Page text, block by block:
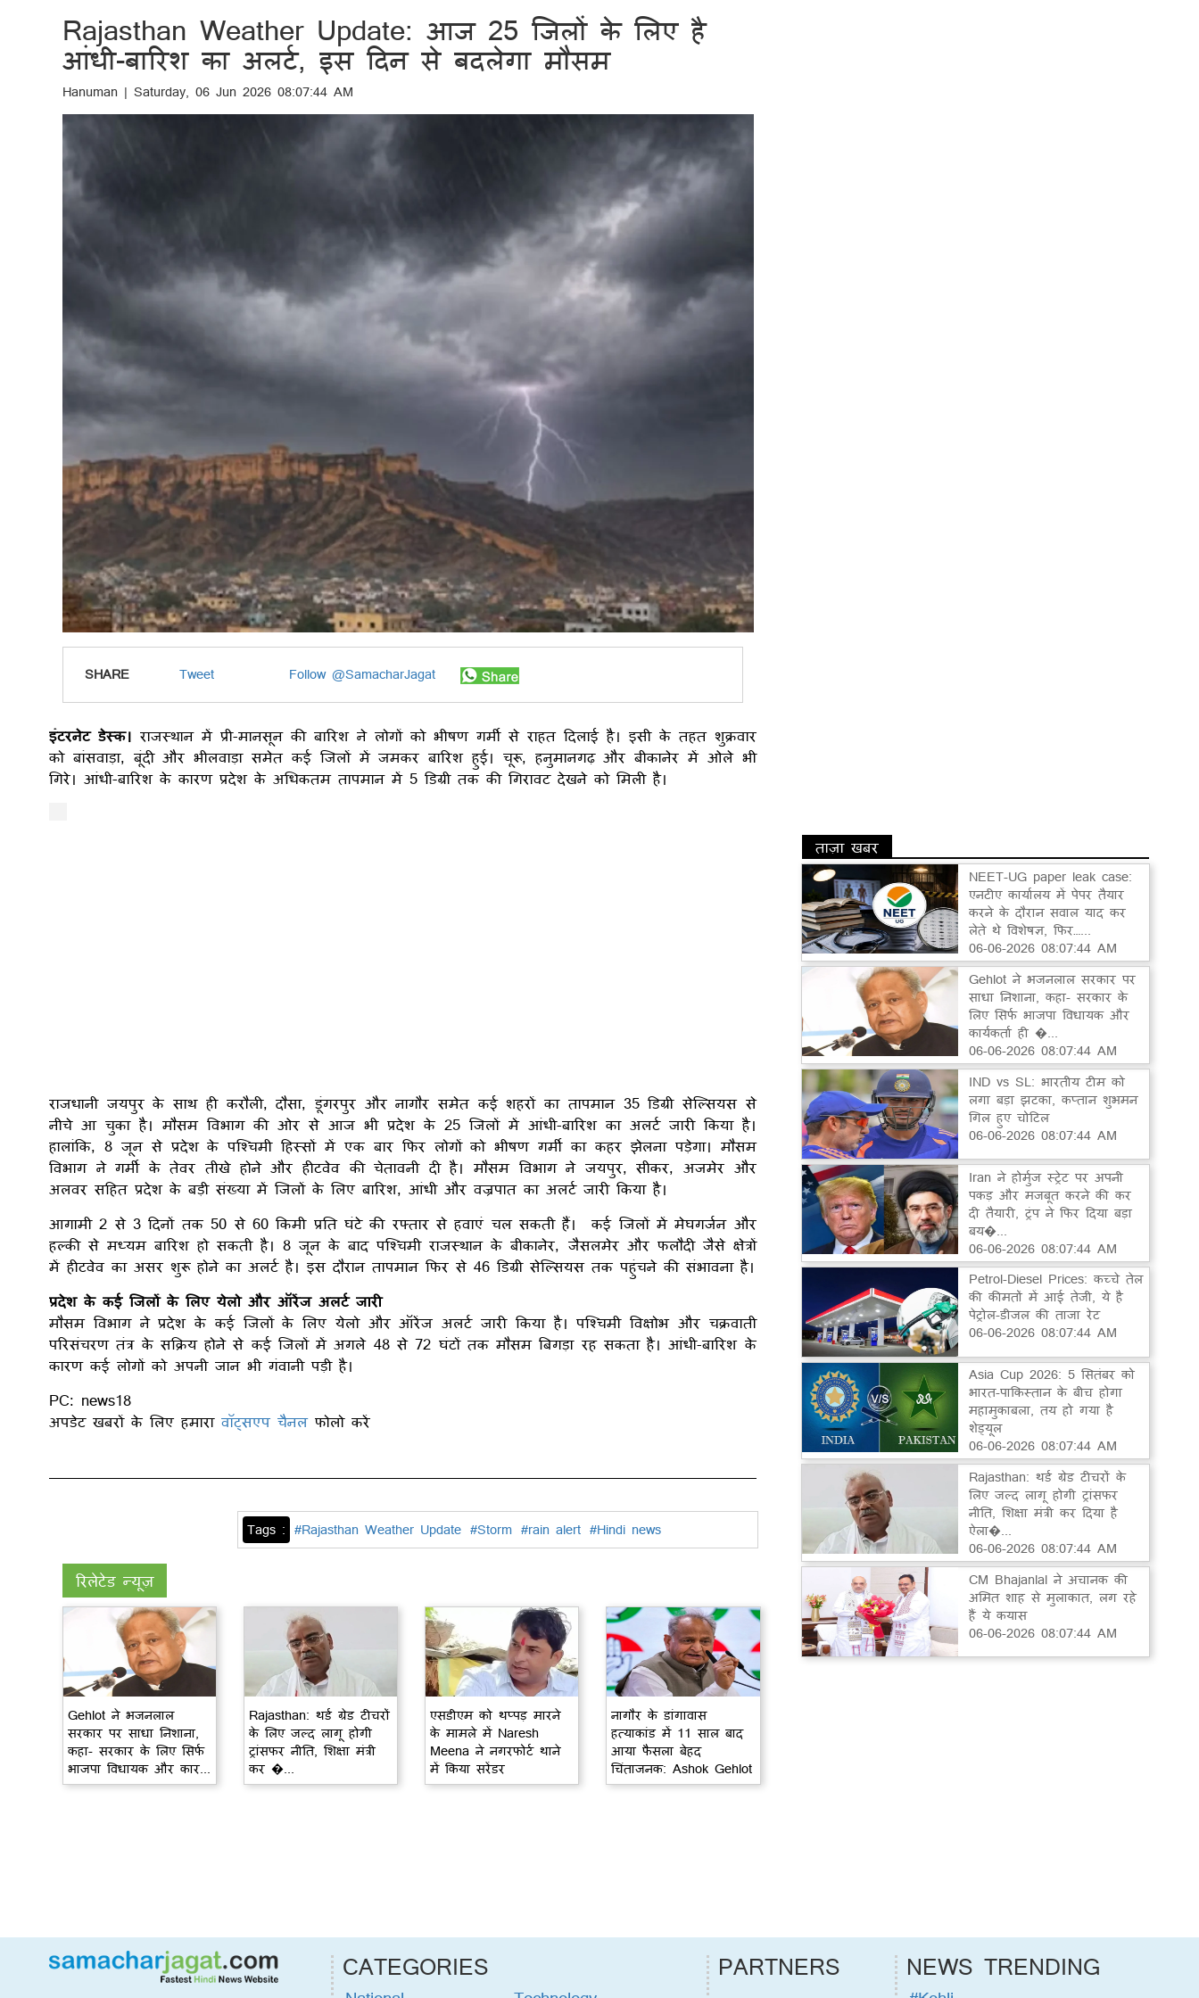
Rajasthan Weather Update: आज 25 जिलों के लिए है
आंधी-बारिश का अलर्ट, इस दिन से बदलेगा मौसम
Hanuman | Saturday, 06 Jun 2026 08:07:44 AM
SHARE Tweet Follow @SamacharJagat
इंटरनेट डेस्क। राजस्थान में प्री-मानसून की बारिश ने लोगों को भीषण गर्मी से राहत दिलाई है। इसी के तहत शुक्रवार
को बांसवाड़ा, बूंदी और भीलवाड़ा समेत कई जिलों में जमकर बारिश हुई। चूरू, हनुमानगढ़ और बीकानेर में ओले भी
गिरे। आंधी-बारिश के कारण प्रदेश के अधिकतम तापमान में 5 डिग्री तक की गिरावट देखने को मिली है।
राजधानी जयपुर के साथ ही करौली, दौसा, डूंगरपुर और नागौर समेत कई शहरों का तापमान 35 डिग्री सेल्सियस से
नीचे आ चुका है। मौसम विभाग की ओर से आज भी प्रदेश के 25 जिलों में आंधी-बारिश का अलर्ट जारी किया है।
हालांकि, 8 जून से प्रदेश के पश्चिमी हिस्सों में एक बार फिर लोगों को भीषण गर्मी का कहर झेलना पड़ेगा। मौसम
विभाग ने गर्मी के तेवर तीखे होने और हीटवेव की चेतावनी दी है। मौसम विभाग ने जयपुर, सीकर, अजमेर और
अलवर सहित प्रदेश के बड़ी संख्या में जिलों के लिए बारिश, आंधी और वज्रपात का अलर्ट जारी किया है।
आगामी 2 से 3 दिनों तक 50 से 60 किमी प्रति घंटे की रफ्तार से हवाएं चल सकती हैं। कई जिलों में मेघगर्जन और
हल्की से मध्यम बारिश हो सकती है। 8 जून के बाद पश्चिमी राजस्थान के बीकानेर, जैसलमेर और फलौदी जैसे क्षेत्रों
में हीटवेव का असर शुरू होने का अलर्ट है। इस दौरान तापमान फिर से 46 डिग्री सेल्सियस तक पहुंचने की संभावना है।
प्रदेश के कई जिलों के लिए येलो और ऑरेंज अलर्ट जारी
मौसम विभाग ने प्रदेश के कई जिलों के लिए येलो और ऑरेंज अलर्ट जारी किया है। पश्चिमी विक्षोभ और चक्रवाती
परिसंचरण तंत्र के सक्रिय होने से कई जिलों में अगले 48 से 72 घंटों तक मौसम बिगड़ा रह सकता है। आंधी-बारिश के
कारण कई लोगों को अपनी जान भी गंवानी पड़ी है।
PC: news18
अपडेट खबरों के लिए हमारा वॉट्सएप चैनल फोलो करें
Tags : #Rajasthan Weather Update #Storm #rain alert #Hindi news
रिलेटेड न्यूज़
Gehlot ने भजनलाल
सरकार पर साधा निशाना,
कहा- सरकार के लिए सिर्फ
भाजपा विधायक और कार...
Rajasthan: थर्ड ग्रेड टीचरों
के लिए जल्द लागू होगी
ट्रांसफर नीति, शिक्षा मंत्री
कर �...
एसडीएम को थप्पड़ मारने
के मामले में Naresh
Meena ने नगरफोर्ट थाने
में किया सरेंडर
नागौर के डांगावास
हत्याकांड में 11 साल बाद
आया फैसला बेहद
चिंताजनक: Ashok Gehlot
ताज़ा खबर
NEET-UG paper leak case:
एनटीए कार्यालय में पेपर तैयार
करने के दौरान सवाल याद कर
लेते थे विशेषज्ञ, फिर…...
06-06-2026 08:07:44 AM
Gehlot ने भजनलाल सरकार पर
साधा निशाना, कहा- सरकार के
लिए सिर्फ भाजपा विधायक और
कार्यकर्ता ही �...
06-06-2026 08:07:44 AM
IND vs SL: भारतीय टीम को
लगा बड़ा झटका, कप्तान शुभमन
गिल हुए चोटिल
06-06-2026 08:07:44 AM
Iran ने होर्मुज स्ट्रेट पर अपनी
पकड़ और मजबूत करने की कर
दी तैयारी, ट्रंप ने फिर दिया बड़ा
बय�...
06-06-2026 08:07:44 AM
Petrol-Diesel Prices: कच्चे तेल
की कीमतों में आई तेजी, ये है
पेट्रोल-डीजल की ताजा रेट
06-06-2026 08:07:44 AM
Asia Cup 2026: 5 सितंबर को
भारत-पाकिस्तान के बीच होगा
महामुकाबला, तय हो गया है
शेड्यूल
06-06-2026 08:07:44 AM
Rajasthan: थर्ड ग्रेड टीचरों के
लिए जल्द लागू होगी ट्रांसफर
नीति, शिक्षा मंत्री कर दिया है
ऐला�...
06-06-2026 08:07:44 AM
CM Bhajanlal ने अचानक की
अमित शाह से मुलाकात, लग रहे
हैं ये कयास
06-06-2026 08:07:44 AM
CATEGORIES PARTNERS NEWS TRENDING